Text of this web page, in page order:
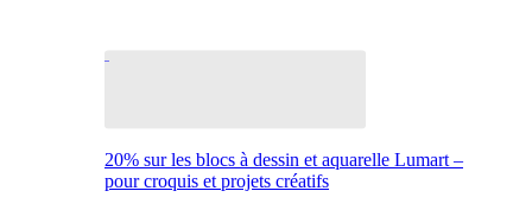
20% sur les blocs à dessin et aquarelle Lumart –
pour croquis et projets créatifs